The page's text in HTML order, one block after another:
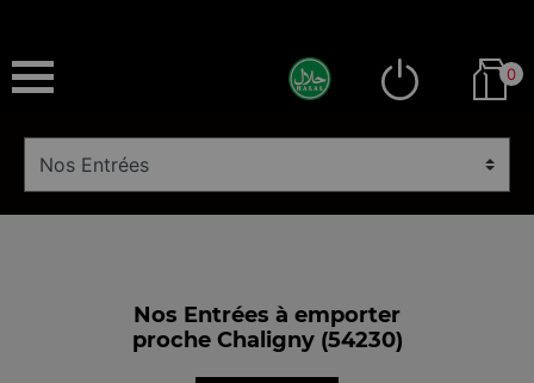
0
Nos Entrées à emporter
proche Chaligny (54230)